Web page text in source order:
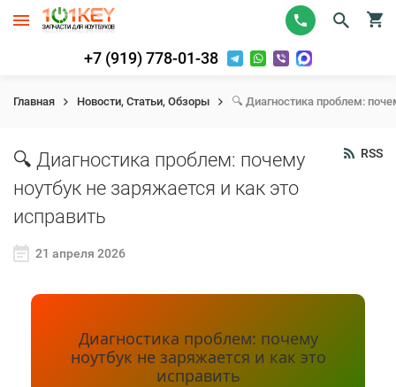
+7 (919) 778-01-38
Главная Новости, Статьи, Обзоры 🔍 Диагностика проблем:
🔍 Диагностика проблем: почему
ноутбук не заряжается и как это
исправить
RSS
21 апреля 2026
Диагностика проблем: почему
ноутбук не заряжается и как это
исправить